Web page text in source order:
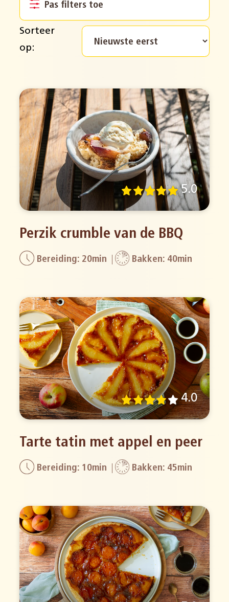
Pas filters toe
Sorteer
op:
5.0
Perzik crumble van de BBQ
Bereiding: 20min Bakken: 40min
4.0
Tarte tatin met appel en peer
Bereiding: 10min Bakken: 45min